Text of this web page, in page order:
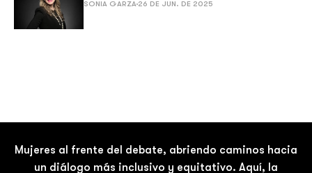
SONIA GARZA 26 DE JUN. DE 2025
Mujeres al frente del debate, abriendo caminos hacia
un diálogo más inclusivo y equitativo. Aquí, la